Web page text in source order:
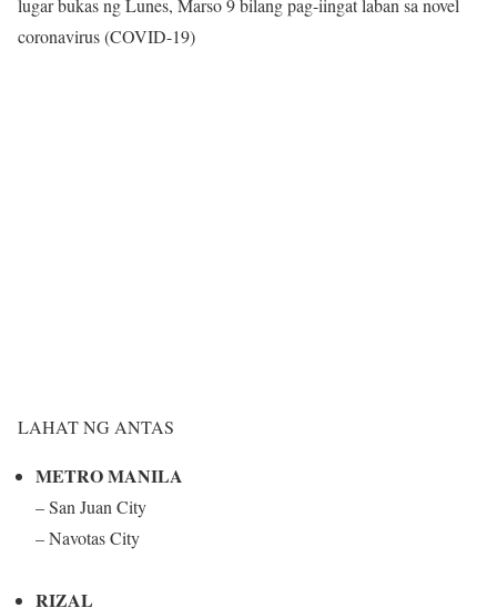
coronavirus (COVID-19)
LAHAT NG ANTAS​
METRO MANILA
– San Juan City
– Navotas City
RIZAL